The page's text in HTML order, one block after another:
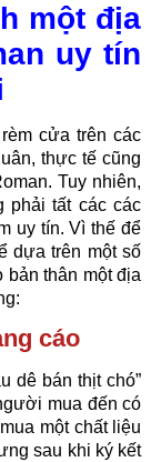
một địa
uy tín
cửa trên các
thực tế cũng
. Tuy nhiên,
phải tất các các
uy tín. Vì thế để
dựa trên một số
thân một địa
cáo
dê bán thịt chó”
mua đến có
một chất liệu
sau khi ký kết